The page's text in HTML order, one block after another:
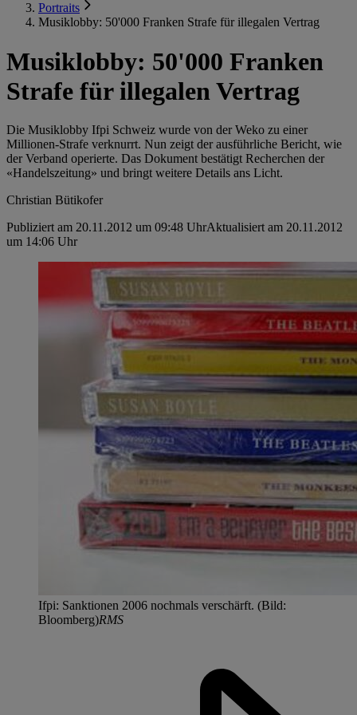
Portraits
Musiklobby: 50'000 Franken Strafe für illegalen Vertrag
Musiklobby: 50'000 Franken
Strafe für illegalen Vertrag
Die Musiklobby Ifpi Schweiz wurde von der Weko zu einer
Millionen-Strafe verknurrt. Nun zeigt der ausführliche Bericht, wie
der Verband operierte. Das Dokument bestätigt Recherchen der
«Handelszeitung» und bringt weitere Details ans Licht.
Christian Bütikofer
Publiziert am 20.11.2012 um 09:48 UhrAktualisiert am 20.11.2012
um 14:06 Uhr
Ifpi: Sanktionen 2006 nochmals verschärft. (Bild:
Bloomberg)RMS